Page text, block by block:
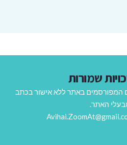
שמורות
המפורסמים באתר ללא אישור בכתב
האתר.